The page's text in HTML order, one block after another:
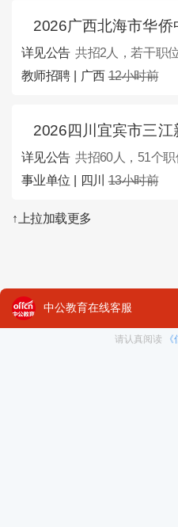
2026广西北海市华侨中学
详见公告 共招2人，若干职
教师招聘 | 广西12小时前
2026四川宜宾市三江新区增
详见公告 共招60人，51个职
事业单位 | 四川13小时前
↑上拉加载更多